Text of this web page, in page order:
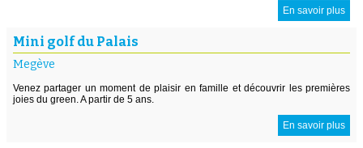
En savoir plus
Mini golf du Palais
Megève
Venez partager un moment de plaisir en famille et découvrir les premières
joies du green. A partir de 5 ans.
En savoir plus